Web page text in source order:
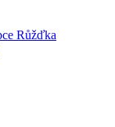
Růžďka